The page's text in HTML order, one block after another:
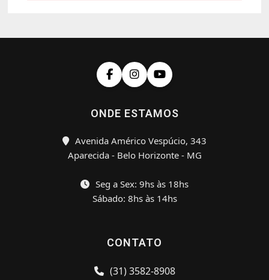
ONDE ESTAMOS
Avenida Américo Vespúcio, 343
Aparecida - Belo Horizonte - MG
Seg a Sex: 9hs às 18hs
Sábado: 8hs às 14hs
CONTATO
(31) 3582-8908